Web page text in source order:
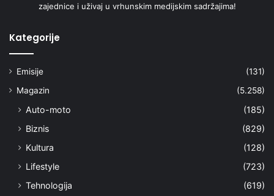
zajednice i uživaj u vrhunskim medijskim sadržajima!
Kategorije
Emisije
(131)
Magazin
(5.258)
Auto-moto
(185)
Biznis
(829)
Kultura
(128)
Lifestyle
(723)
Tehnologija
(619)